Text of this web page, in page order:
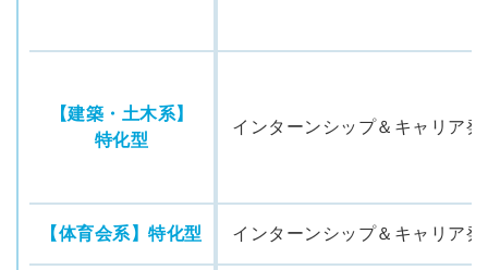
【建築・土木系】
特化型
インターンシップ＆キャリア
【体育会系】特化型 インターンシップ＆キャリア